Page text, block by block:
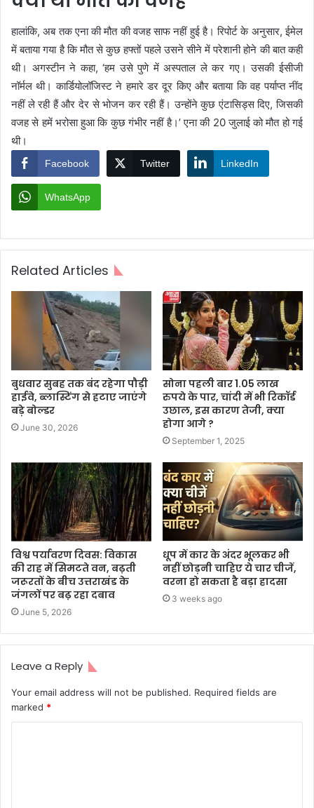
हालांकि, अब तक एना की मौत की वजह साफ नहीं हुई है। रिपोर्ट के अनुसार, ईमेल
में बताया गया है कि मौत से कुछ हफ्तों पहले उसने सीने में परेशानी होने की बात कही
थी। अगस्टीन ने कहा, ‘हम उसे पुणे में अस्पताल ले कर गए। उसकी ईसीजी
नॉर्मल थी। कार्डियोलॉजिस्ट ने हमारे डर दूर किए और बताया कि वह पर्याप्त नींद
नहीं ले रही हैं और देर से भोजन कर रही हैं। उन्होंने कुछ एंटासिड्स दिए, जिसकी
वजह से हमें भरोसा हुआ कि कुछ गंभीर नहीं है।’ एना की 20 जुलाई को मौत हो गई
थी।
Facebook Twitter LinkedIn
WhatsApp
Related Articles
बुधवार सुबह तक बंद रहेगा पौड़ी
हाईवे, ब्लास्टिंग से हटाए जाएंगे
बड़े बोल्डर
June 30, 2026
सोना पहली बार 1.05 लाख
रुपये के पार, चांदी में भी रिकॉर्ड
उछाल, इस कारण तेजी, क्या
होगा आगे ?
September 1, 2025
विश्व पर्यावरण दिवस: विकास
की राह में सिमटते वन, बढ़ती
जरूरतों के बीच उत्तराखंड के
जंगलों पर बढ़ रहा दबाव
June 5, 2026
धूप में कार के अंदर भूलकर भी
नहीं छोड़नी चाहिए ये चार चीजें,
वरना हो सकता है बड़ा हादसा
3 weeks ago
Leave a Reply
Your email address will not be published. Required fields are
marked *